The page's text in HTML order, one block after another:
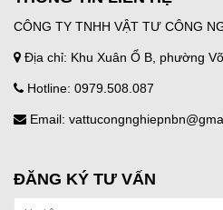
CÔNG TY TNHH VẬT TƯ CÔNG
Địa chỉ: Khu Xuân Ổ B, phường
Hotline: 0979.508.087
Email:
ĐĂNG KÝ TƯ VẤN